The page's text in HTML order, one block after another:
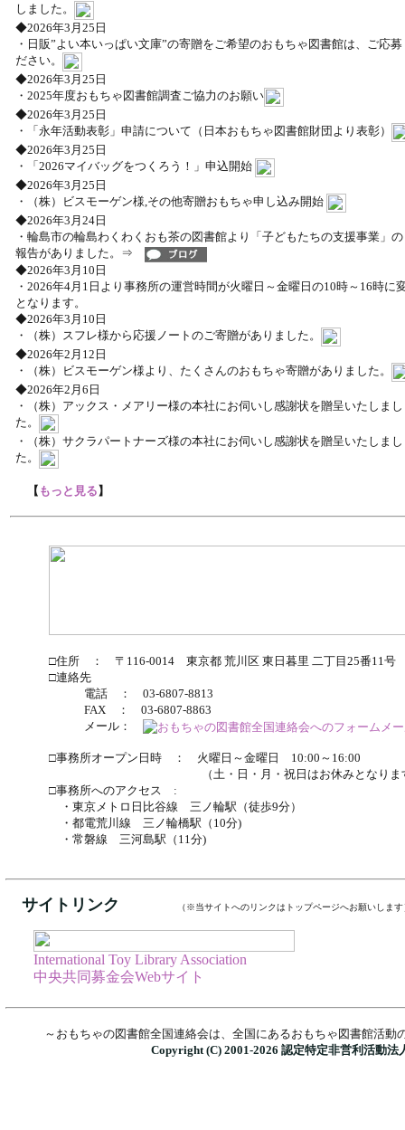
しました。
◆2026年3月25日
・日販”よい本いっぱい文庫”の寄贈をご希望のおもちゃ図書館は、ご応募
ださい。
◆2026年3月25日
・2025年度おもちゃ図書館調査ご協力のお願い
◆2026年3月25日
・「永年活動表彰」申請について（日本おもちゃ図書館財団より表彰）
◆2026年3月25日
・「2026マイバッグをつくろう！」申込開始
◆2026年3月25日
・（株）ビスモーゲン様,その他寄贈おもちゃ申し込み開始
◆2026年3月24日
・輪島市の輪島わくわくおも茶の図書館より「子どもたちの支援事業
報告がありました。⇒
◆2026年3月10日
・2026年4月1日より事務所の運営時間が火曜日～金曜日の10時～16時に
となります。
◆2026年3月10日
・（株）スフレ様から応援ノートのご寄贈がありました。
◆2026年2月12日
・（株）ビスモーゲン様より、たくさんのおもちゃ寄贈がありました。
◆2026年2月6日
・（株）アックス・メアリー様の本社にお伺いし感謝状を贈呈いたしまし
た。
・（株）サクラパートナーズ様の本社にお伺いし感謝状を贈呈いたしまし
た。
【 もっと見る】
□住所 ： 〒116-0014 東京都 荒川区 東日暮里 二丁目25番11号
□連絡先
電話 ： 03-6807-8813
FAX ： 03-6807-8863
メール：
□事務所オープン日時 ： 火曜日～金曜日 10:00～16:00
（土・日・月・祝日はお休みとなりま
□事務所へのアクセス :
・東京メトロ日比谷線 三ノ輪駅（徒歩9分）
・都電荒川線 三ノ輪橋駅（10分)
・常磐線 三河島駅（11分)
サイトリンク （※当サイトへのリンクはトップページへお願いします
International Toy Library Association
中央共同募金会Webサイト
～おもちゃの図書館全国連絡会は、全国にあるおもちゃ図書館活
Copyright (C) 2001-2026 認定特定非営利活動